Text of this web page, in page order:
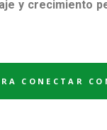
y crecimiento
CONECTAR